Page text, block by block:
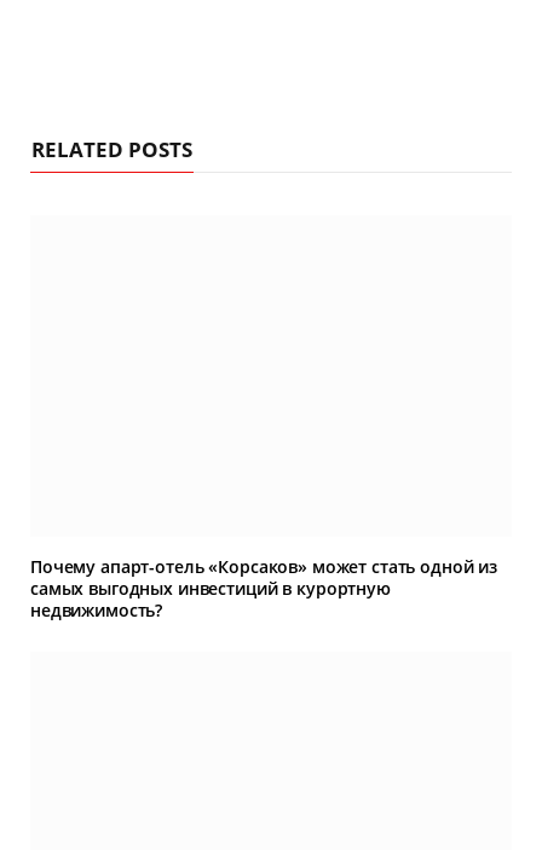
RELATED POSTS
Почему апарт-отель «Корсаков» может стать одной из
самых выгодных инвестиций в курортную
недвижимость?